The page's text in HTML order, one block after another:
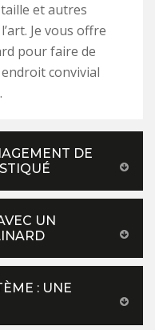
et autres
Je vous offre
pour faire de
convivial
DE
UN
: UNE